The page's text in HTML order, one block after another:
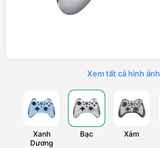
Xem tất cả hình ảnh
Xanh
Dương
Bạc Xám